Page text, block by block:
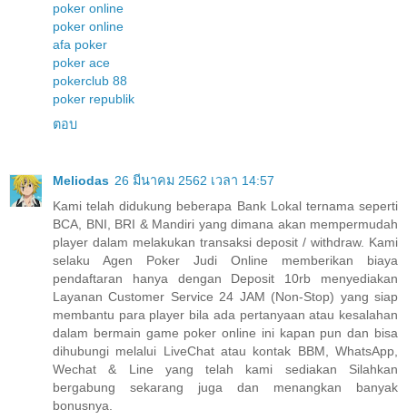
poker online
poker online
afa poker
poker ace
pokerclub 88
poker republik
ตอบ
Meliodas 26 มีนาคม 2562 เวลา 14:57
Kami telah didukung beberapa Bank Lokal ternama seperti
BCA, BNI, BRI & Mandiri yang dimana akan mempermudah
player dalam melakukan transaksi deposit / withdraw. Kami
selaku Agen Poker Judi Online memberikan biaya
pendaftaran hanya dengan Deposit 10rb menyediakan
Layanan Customer Service 24 JAM (Non-Stop) yang siap
membantu para player bila ada pertanyaan atau kesalahan
dalam bermain game poker online ini kapan pun dan bisa
dihubungi melalui LiveChat atau kontak BBM, WhatsApp,
Wechat & Line yang telah kami sediakan Silahkan
bergabung sekarang juga dan menangkan banyak
bonusnya.